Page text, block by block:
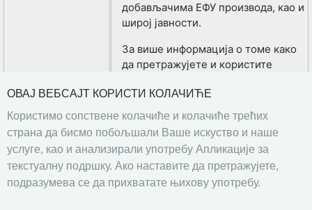
добављачима ЕФУ производа, као и
широј јавности.
За више информација о томе како
да претражујете и користите
Апликација за текстуалну подршку
ОВАЈ ВЕБСАЈТ КОРИСТИ КОЛАЧИЋЕ
Користимо сопствене колачиће и колачиће трећих
страна да бисмо побољшали Ваше искуство и наше
услуге, као и анализирали употребу Апликацијe за
текстуалну подршку. Ако наставите да претражујете,
подразумева се да прихватате њихову употребу.